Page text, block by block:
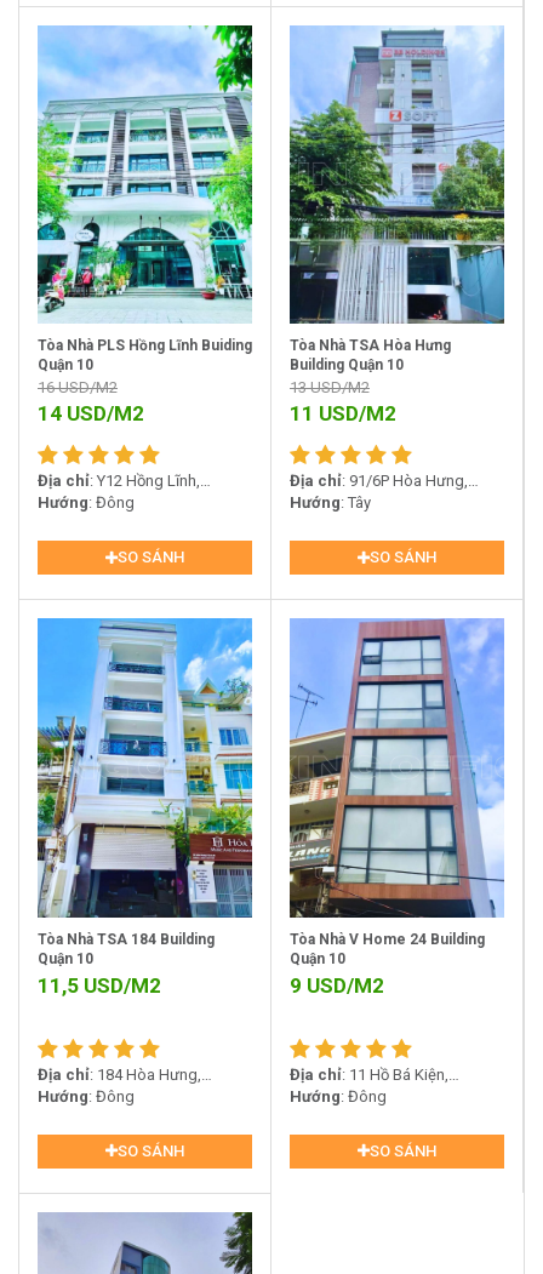
Tòa Nhà PLS Hồng Lĩnh Buiding
Quận 10
16USD/M2
14 USD/M2
Địa chỉ: Y12 Hồng Lĩnh,
Phường 15, Quận 10
Hướng : Đông
SO SÁNH
Tòa Nhà TSA Hòa Hưng
Building Quận 10
13USD/M2
11 USD/M2
Địa chỉ: 91/6P Hòa Hưng,
Phường 12, Quận 10
Hướng : Tây
SO SÁNH
Tòa Nhà TSA 184 Building
Quận 10
11,5 USD/M2
Địa chỉ: 184 Hòa Hưng,
Phường 13, Quận 10
Hướng : Đông
SO SÁNH
Tòa Nhà V Home 24 Building
Quận 10
9 USD/M2
Địa chỉ: 11 Hồ Bá Kiện,
Phường 15, Quận 10
Hướng : Đông
SO SÁNH